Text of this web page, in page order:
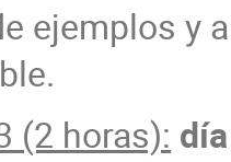
ejemplos y
(2 horas):